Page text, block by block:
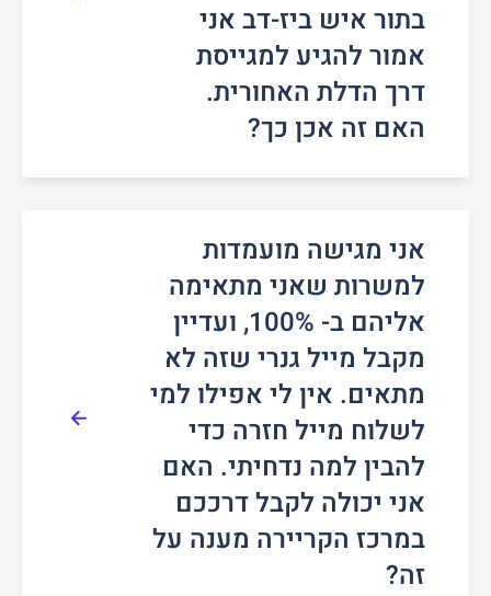
בתור איש ביז-דב אני
אמור להגיע למגייסת
דרך הדלת האחורית.
האם זה אכן כך?
אני מגישה מועמדות
למשרות שאני מתאימה
אליהם ב- 100%, ועדיין
מקבל מייל גנרי שזה לא
מתאים. אין לי אפילו למי
לשלוח מייל חזרה כדי
להבין למה נדחיתי. האם
אני יכולה לקבל דרככם
במרכז הקריירה מענה על
זה?